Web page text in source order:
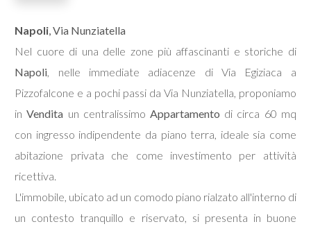
Napoli, Via Nunziatella
Nel cuore di una delle zone più affascinanti e storiche di
Napoli, nelle immediate adiacenze di Via Egiziaca a
Pizzofalcone e a pochi passi da Via Nunziatella, proponiamo
inVendita un centralissimoAppartamento di circa 60 mq
con ingresso indipendente da piano terra, ideale sia come
abitazione privata che come investimento per attività
ricettiva.
L'immobile, ubicato ad un comodo piano rialzato all'interno di
un contesto tranquillo e riservato, si presenta in buone
Commerciali
Terreni
Prezzo